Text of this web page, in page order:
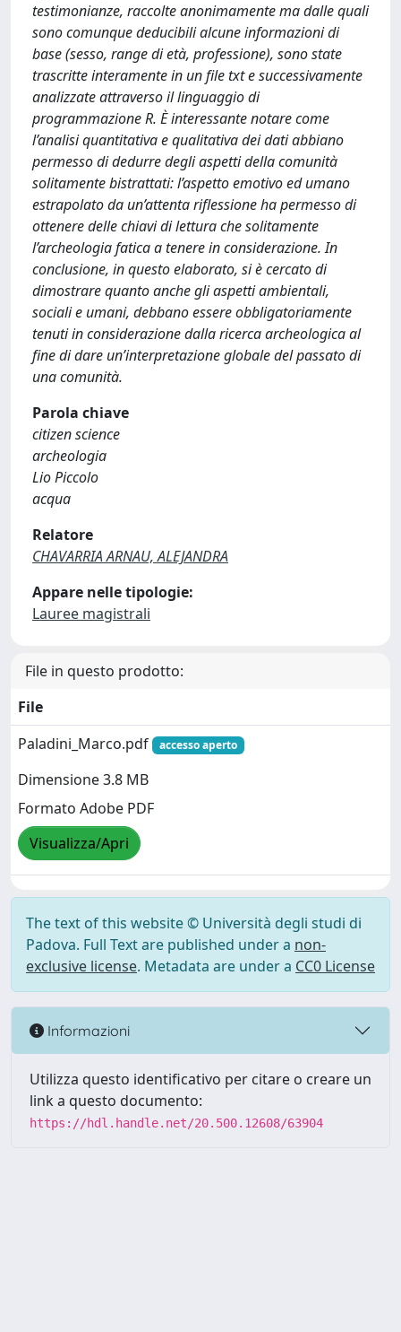
testimonianze, raccolte anonimamente ma dalle quali
sono comunque deducibili alcune informazioni di
base (sesso, range di età, professione), sono state
trascritte interamente in un file txt e successivamente
analizzate attraverso il linguaggio di
programmazione R. È interessante notare come
l’analisi quantitativa e qualitativa dei dati abbiano
permesso di dedurre degli aspetti della comunità
solitamente bistrattati: l’aspetto emotivo ed umano
estrapolato da un’attenta riflessione ha permesso di
ottenere delle chiavi di lettura che solitamente
l’archeologia fatica a tenere in considerazione. In
conclusione, in questo elaborato, si è cercato di
dimostrare quanto anche gli aspetti ambientali,
sociali e umani, debbano essere obbligatoriamente
tenuti in considerazione dalla ricerca archeologica al
fine di dare un’interpretazione globale del passato di
una comunità.
Parola chiave
citizen science
archeologia
Lio Piccolo
acqua
Relatore
CHAVARRIA ARNAU, ALEJANDRA
Appare nelle tipologie:
Lauree magistrali
File in questo prodotto:
File
Paladini_Marco.pdf
accesso aperto
Dimensione 3.8 MB
Formato Adobe PDF
Visualizza/Apri
The text of this website © Università degli studi di
Padova. Full Text are published under a non-
exclusive license. Metadata are under a CC0 License
Informazioni
Utilizza questo identificativo per citare o creare un
link a questo documento:
https://hdl.handle.net/20.500.12608/63904